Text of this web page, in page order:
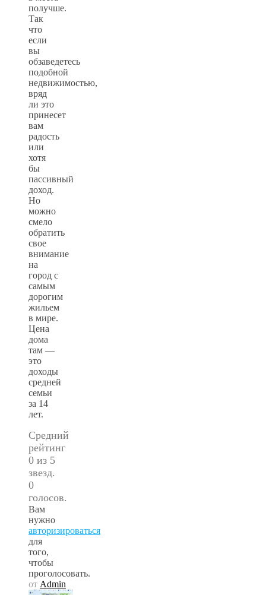
получше.
Так
что
если
вы
обзаведетесь
подобной
недвижимостью,
вряд
ли это
принесет
вам
радость
или
хотя
бы
пассивный
доход.
Но
можно
смело
обратить
свое
внимание
на
город с
самым
дорогим
жильем
в мире.
Цена
дома
там —
это
доходы
средней
семьи
за 14
лет.
Средний
рейтинг
0 из 5
звезд.
0
голосов.
Вам
нужно
авторизироваться
для
того,
чтобы
проголосовать.
от Admin